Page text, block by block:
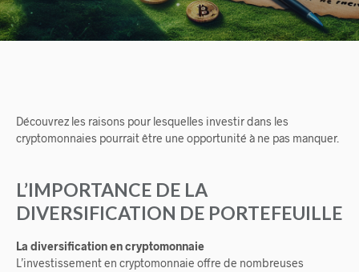
Découvrez les raisons pour lesquelles investir dans les
cryptomonnaies pourrait être une opportunité à ne pas manquer.
L’IMPORTANCE DE LA
DIVERSIFICATION DE PORTEFEUILLE
La diversification en cryptomonnaie
L’investissement en cryptomonnaie offre de nombreuses